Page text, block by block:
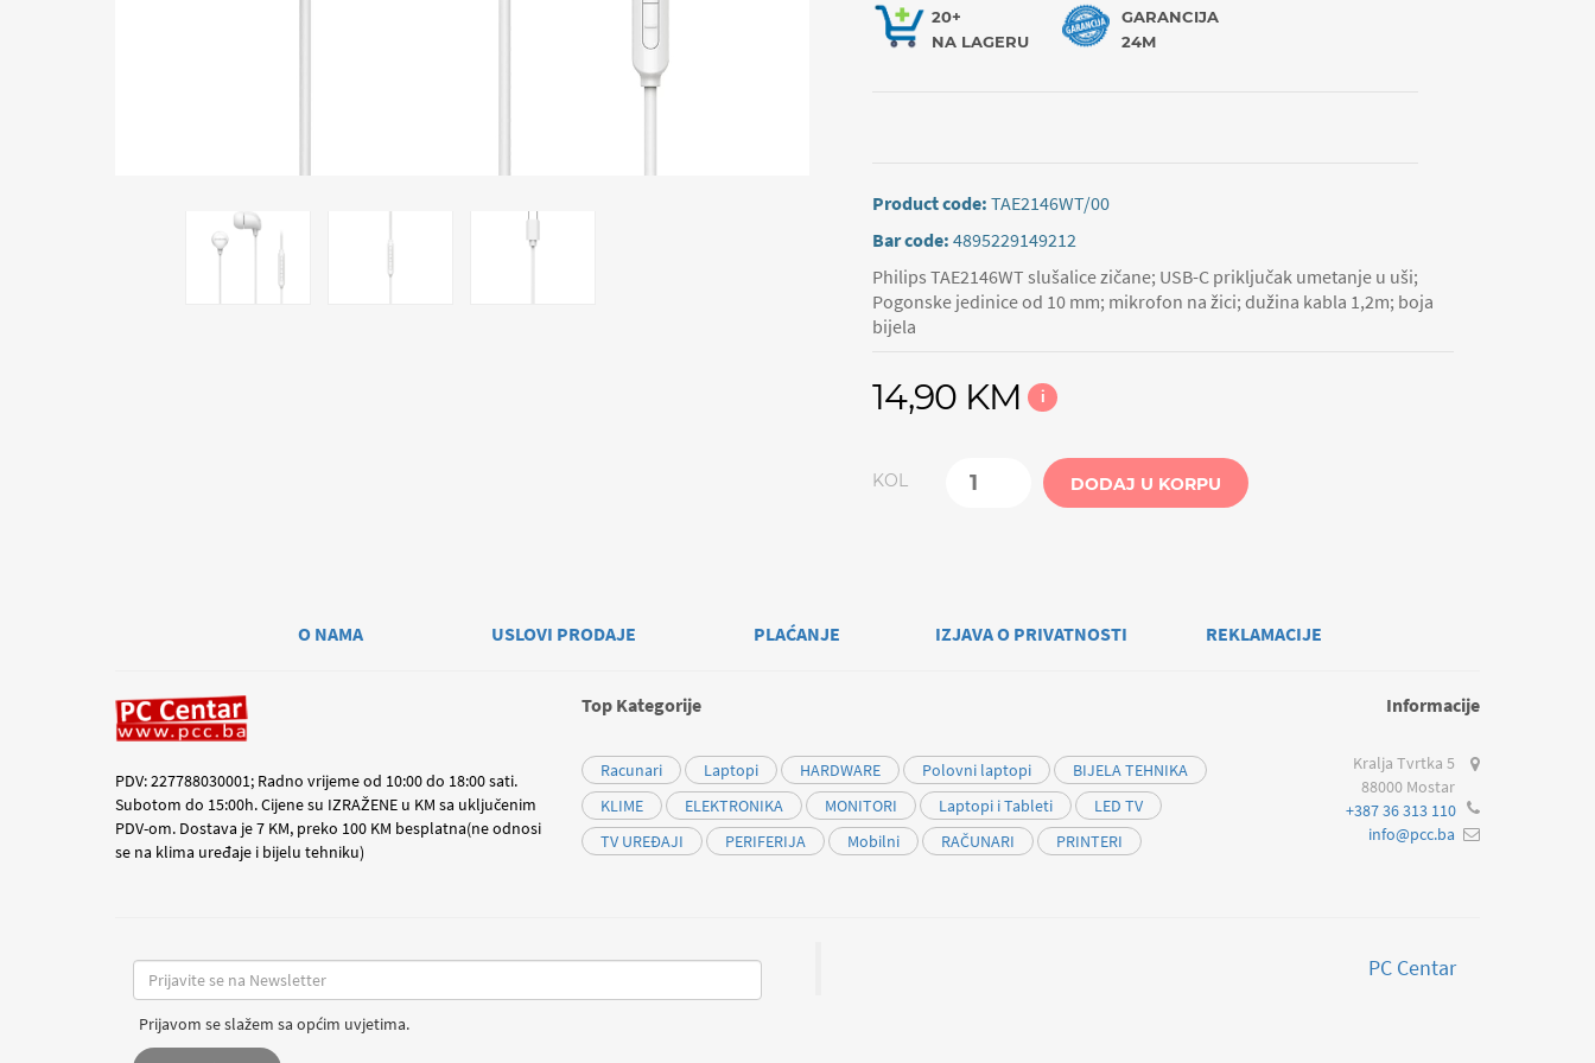
20+
NA LAGERU
GARANCIJA
24M
Product code:TAE2146WT/00
Bar code:4895229149212
Philips TAE2146WT slušalice zičane; USB-C priključak umetanje u uši;
Pogonske jedinice od 10 mm; mikrofon na žici; dužina kabla 1,2m; boja
bijela
14,90 KM i
KOL DODAJ U KORPU
O NAMA USLOVI PRODAJE PLAĆANJE IZJAVA O PRIVATNOSTI REKLAMACIJE
PDV: 227788030001; Radno vrijeme od 10:00 do 18:00 sati.
Subotom do 15:00h. Cijene su IZRAŽENE u KM sa uključenim
PDV-om. Dostava je 7 KM, preko 100 KM besplatna(ne odnosi
se na klima uređaje i bijelu tehniku)
Top Kategorije
Racunari Laptopi HARDWARE Polovni laptopi
BIJELA TEHNIKA
KLIME
ELEKTRONIKA MONITORI Laptopi i Tableti
LED TV
TV UREĐAJI
PERIFERIJA Mobilni RAČUNARI PRINTERI
Informacije
Kralja Tvrtka 5
88000 Mostar
+387 36 313 110
info@pcc.ba
Prijavom se slažem sa općim uvjetima.
PC Centar